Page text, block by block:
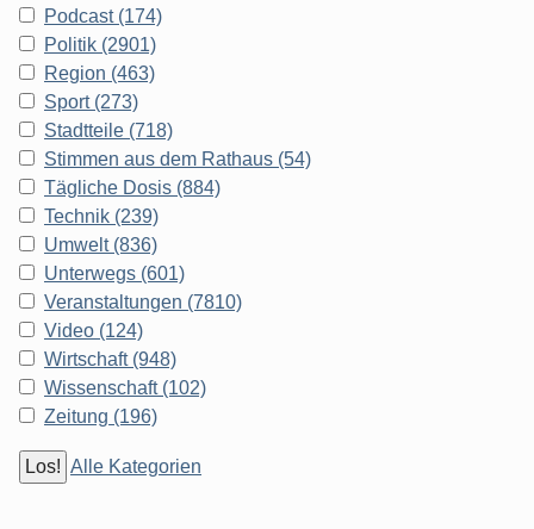
Podcast (174)
Politik (2901)
Region (463)
Sport (273)
Stadtteile (718)
Stimmen aus dem Rathaus (54)
Tägliche Dosis (884)
Technik (239)
Umwelt (836)
Unterwegs (601)
Veranstaltungen (7810)
Video (124)
Wirtschaft (948)
Wissenschaft (102)
Zeitung (196)
Alle Kategorien